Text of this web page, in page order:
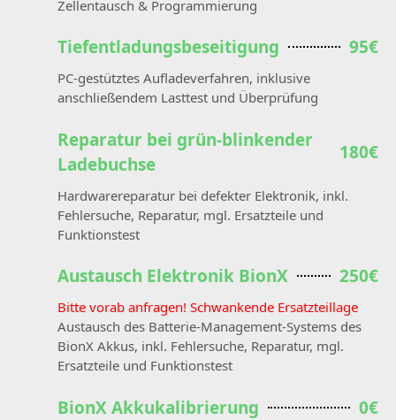
Zellentausch & Programmierung
Tiefentladungsbeseitigung 95€
PC-gestütztes Aufladeverfahren, inklusive
anschließendem Lasttest und Überprüfung
Reparatur bei grün-blinkender
Ladebuchse
180€
Hardwarereparatur bei defekter Elektronik, inkl.
Fehlersuche, Reparatur, mgl. Ersatzteile und
Funktionstest
Austausch Elektronik BionX 250€
Bitte vorab anfragen! Schwankende Ersatzteillage
Austausch des Batterie-Management-Systems des
BionX Akkus, inkl. Fehlersuche, Reparatur, mgl.
Ersatzteile und Funktionstest
BionX Akkukalibrierung 0€